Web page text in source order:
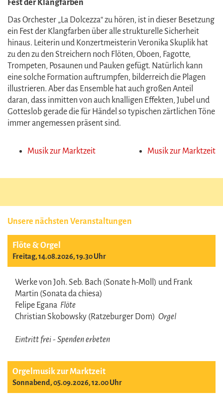
Unsere nächsten Veranstaltungen
Flöte & Orgel
Freitag, 14.08.2026, 19.30 Uhr
Werke von Joh. Seb. Bach (Sonate h-Moll) und Frank
Martin (Sonata da chiesa)
Felipe Egana Flöte
Christian Skobowsky (Ratzeburger Dom) Orgel
Eintritt frei - Spenden erbeten
Orgelmusik zur Marktzeit
Sonnabend, 05.09.2026, 12.00 Uhr
Fest der Klangfarben
Das Orchester „La Dolcezza“ zu hören, ist in dieser Besetzung
ein Fest der Klangfarben über alle strukturelle Sicherheit
hinaus. Leiterin und Konzertmeisterin Veronika Skuplik hat
zu den zu den Streichern noch Flöten, Oboen, Fagotte,
Trompeten, Posaunen und Pauken gefügt. Natürlich kann
eine solche Formation auftrumpfen, bilderreich die Plagen
illustrieren. Aber das Ensemble hat auch großen Anteil
daran, dass inmitten von auch knalligen Effekten, Jubel und
Gotteslob gerade die für Händel so typischen zärtlichen Töne
immer angemessen präsent sind.
Musik zur Marktzeit Musik zur Marktzeit